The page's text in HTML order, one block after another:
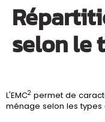
selon le
L'EMC2 permet de
ménage selon les types